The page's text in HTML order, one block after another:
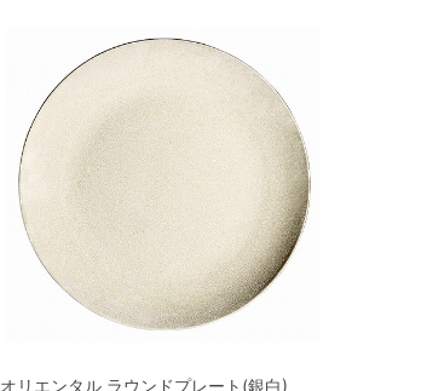
オリエンタル ラウンドプレート(銀白)